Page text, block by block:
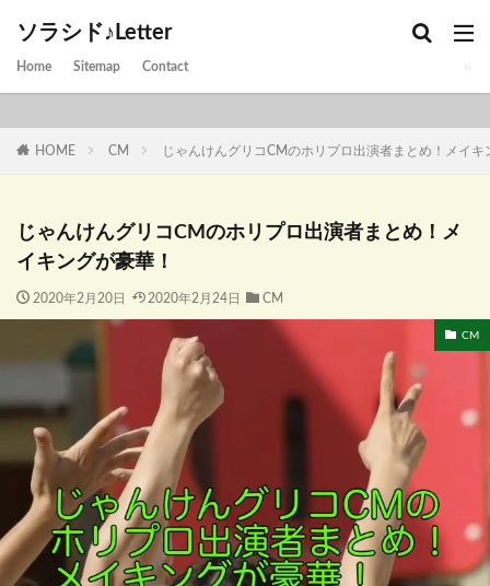
ソラシド♪Letter
Home Sitemap Contact
HOME CM じゃんけんグリコCMのホリプロ出演者まとめ！メイキ
じゃんけんグリコCMのホリプロ出演者まとめ！メ
イキングが豪華！
2020年2月20日 2020年2月24日 CM
CM